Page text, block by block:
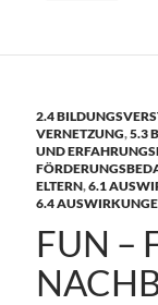
2.4
VERNETZUNG,5.3
UND
ELTERN,6.1
6.4
FUN –